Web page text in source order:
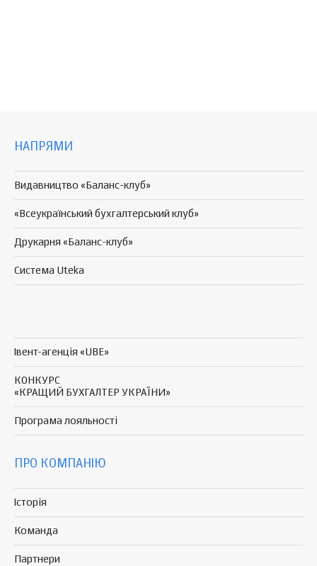
НАПРЯМИ
Видавництво «Баланс-клуб»
«Всеукраїнський бухгалтерський клуб»
Друкарня «Баланс-клуб»
Система Uteka
Івент-агенція «UBE»
КОНКУРС
«КРАЩИЙ БУХГАЛТЕР УКРАЇНИ»
Програма лояльності
ПРО КОМПАНІЮ
Історія
Команда
Партнери